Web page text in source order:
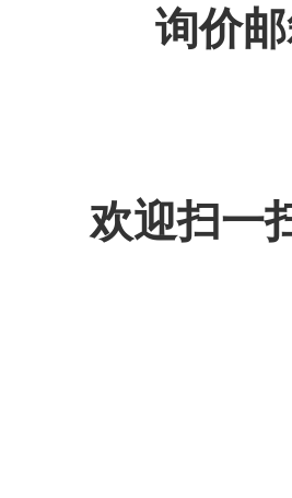
询价
欢迎扫一